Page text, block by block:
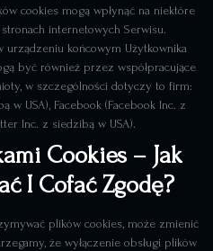
cookies mogą wpłynąć na niektóre
internetowych Serwisu.
urządzeniu końcowym Użytkownika
być również przez współpracujące
w szczególności dotyczy to firm:
w USA), Facebook (Facebook Inc. z
Inc. z siedzibą w USA).
Cookies – Jak
I Cofać Zgodę?
plików cookies, może zmienić
że wyłączenie obsługi plików